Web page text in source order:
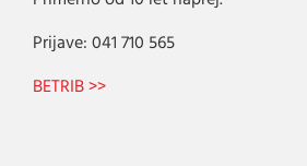
Prijave: 041 710 565
BETRIB >>